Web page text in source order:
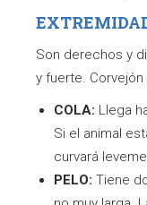
Son derechos y
y fuerte.
COLA: Llega
Si el animal
curvará
PELO: Tiene